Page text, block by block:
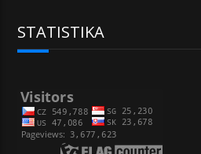
STATISTIKA